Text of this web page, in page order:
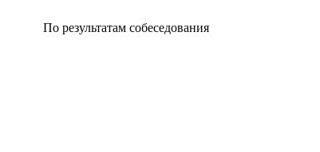
По результатам собеседования